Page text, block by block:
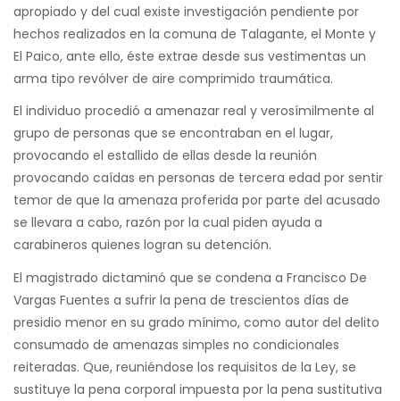
apropiado y del cual existe investigación pendiente por
hechos realizados en la comuna de Talagante, el Monte y
El Paico, ante ello, éste extrae desde sus vestimentas un
arma tipo revólver de aire comprimido traumática.
El individuo procedió a amenazar real y verosímilmente al
grupo de personas que se encontraban en el lugar,
provocando el estallido de ellas desde la reunión
provocando caídas en personas de tercera edad por sentir
temor de que la amenaza proferida por parte del acusado
se llevara a cabo, razón por la cual piden ayuda a
carabineros quienes logran su detención.
El magistrado dictaminó que se condena a Francisco De
Vargas Fuentes a sufrir la pena de trescientos días de
presidio menor en su grado mínimo, como autor del delito
consumado de amenazas simples no condicionales
reiteradas. Que, reuniéndose los requisitos de la Ley, se
sustituye la pena corporal impuesta por la pena sustitutiva